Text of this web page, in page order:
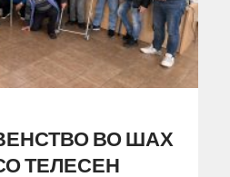
ВО ШАХ
ТЕЛЕСЕН